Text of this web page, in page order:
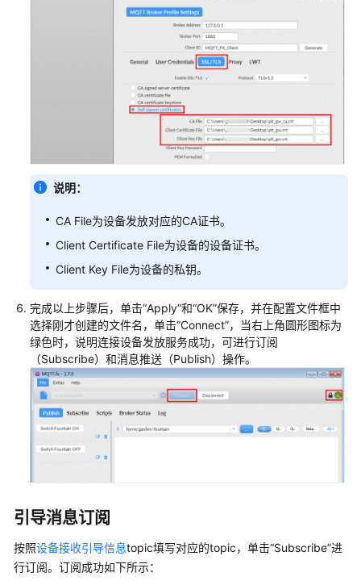
说明：
CA File为设备发放对应的CA证书。
Client Certificate File为设备的设备证书。
Client Key File为设备的私钥。
完成以上步骤后，单击“Apply”和“OK”保存，并在配置文件框中
选择刚才创建的文件名，单击“Connect”，当右上角圆形图标为
绿色时，说明连接设备发放服务成功，可进行订阅
（Subscribe）和消息推送（Publish）操作。
引导消息订阅
按照设备接收引导信息topic填写对应的topic，单击“Subscribe”进
行订阅。订阅成功如下所示：